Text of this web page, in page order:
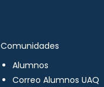
Comunidades
Alumnos
Correo Alumnos UAQ